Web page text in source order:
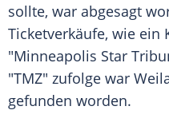
sollte, war abgesagt
Ticketverkäufe, wie ein
"Minneapolis Star
"TMZ" zufolge war
gefunden worden.